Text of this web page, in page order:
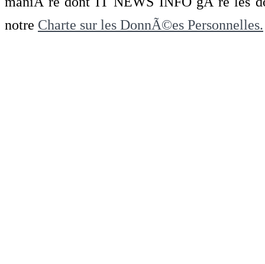
notre Charte sur les DonnÃ©es Personnelles.